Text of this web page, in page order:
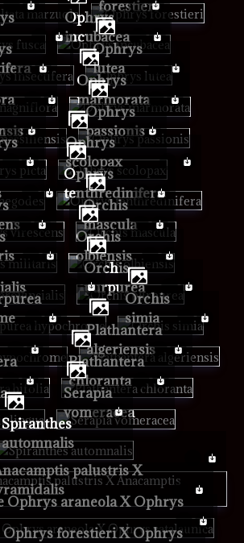
forestieri
Ophrys
incubacea
Ophrys
lutea
Ophrys
marmorata
Ophrys
passionis
Ophrys
scolopax
Ophrys
tenthredinifera
Orchis
mascula
Orchis
olbiensis
Orchis
purpurea
Orchis
simia
Plathantera
algeriensis
Plathantera
chloranta
Serapia
vomeracea
Spiranthes
automnalis